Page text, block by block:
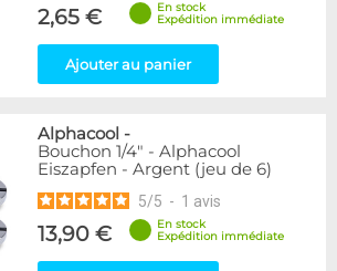
53
61
44
2,65 €
En stock
Expédition immédiate
Ajouter au panier
Alphacool -
Bouchon 1/4" - Alphacool
Eiszapfen - Argent (jeu de 6)
5/5 - 1 avis
13,90 €
En stock
Expédition immédiate